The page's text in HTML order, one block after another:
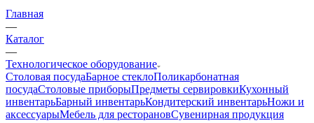
Главная
—
Каталог
—
Технологическое оборудование
Столовая посудаБарное стеклоПоликарбонатная
посудаСтоловые приборыПредметы сервировкиКухонный
инвентарьБарный инвентарьКондитерский инвентарьНожи и
аксессуарыМебель для ресторановСувенирная продукция